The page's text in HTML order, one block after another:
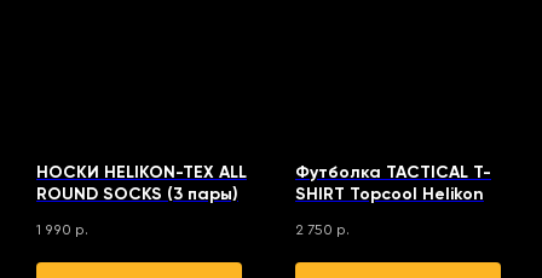
НОСКИ HELIKON-TEX ALL
ROUND SOCKS (3 пары)
1 990 р.
Футболка TACTICAL T-
SHIRT Topcool Helikon
2 750 р.